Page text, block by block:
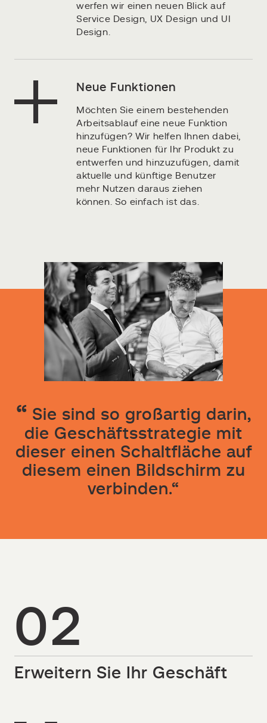
werfen wir einen neuen Blick auf
Service Design, UX Design und UI
Design.
Neue Funktionen
Möchten Sie einem bestehenden
Arbeitsablauf eine neue Funktion
hinzufügen? Wir helfen Ihnen dabei,
neue Funktionen für Ihr Produkt zu
entwerfen und hinzuzufügen, damit
aktuelle und künftige Benutzer
mehr Nutzen daraus ziehen
können. So einfach ist das.
Sie sind so großartig darin,
die Geschäftsstrategie mit
dieser einen Schaltfläche auf
diesem einen Bildschirm zu
verbinden.“
02
Erweitern Sie Ihr Geschäft